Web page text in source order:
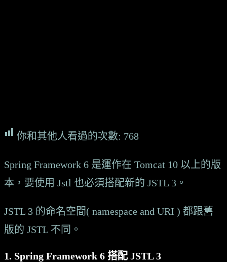
你和其他人看過的次數: 768
Spring Framework 6 是運作在 Tomcat 10 以上的版
本，要使用 Jstl 也必須搭配新的 JSTL 3。
JSTL 3 的命名空間( namespace and URI ) 都跟舊
版的 JSTL 不同。
Spring Framework 6 搭配 JSTL 3